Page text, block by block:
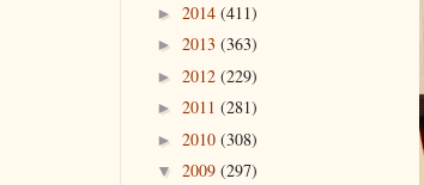
► 2014 (411)
► 2013 (363)
► 2012 (229)
► 2011 (281)
► 2010 (308)
▼ 2009 (297)